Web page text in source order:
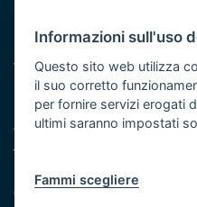
Protezione civile
Vai al sito di Protezione
Iniziativa finanziata con
Asse XI
Note legali
Cookie e privacy
Informazioni sull'uso
Questo sito web utilizza
il suo corretto
per fornire servizi erogati
ultimi saranno impostati
Fammi scegliere